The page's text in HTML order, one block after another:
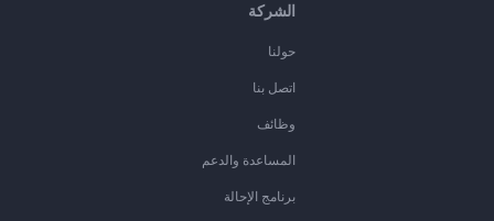
الشركة
حولنا
اتصل بنا
وظائف
المساعدة والدعم
برنامج الإحالة